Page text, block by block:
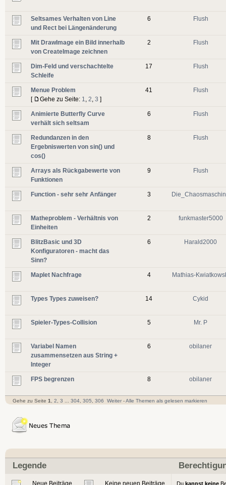
Seltsames Verhalten von Line
und Rect bei Längenänderung
6 Flush
Mit DrawImage ein Bild innerhalb
von CreateImage zeichnen
2 Flush
Dim-Feld und verschachtelte
Schleife
17 Flush
Menue Problem
[
Gehe zu Seite: 1 2 3 ]
41 Flush
Animierte Butterfly Curve
verhält sich seltsam
6 Flush
Redundanzen in den
Ergebniswerten von sin() und
cos()
8 Flush
Arrays als Rückgabewerte von
Funktionen
9 Flush
Function - sehr sehr Anfänger 3
Matheproblem - Verhältnis von
Einheiten
2 funkmaster5000
BlitzBasic und 3D
Konfiguratoren - macht das
Sinn?
6 Harald2000
Maplet Nachfrage 4 Mathias-
Types Types zuweisen? 14 Cykid
Spieler-Types-Collision 5 Mr. P
Variabel Namen
zusammensetzen aus String +
Integer
6 obilaner
FPS begrenzen 8 obilaner
Gehe zu Seite 1 2 3 304, 305 306 Weiter-Alle Themen als gelesen markieren
Legende
Neue Beiträge Keine neuen Beiträge Du kannst keine